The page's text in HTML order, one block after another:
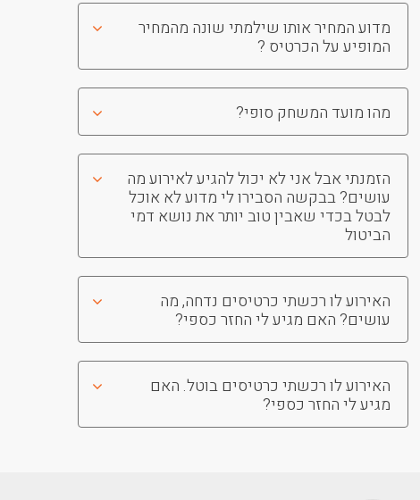
מדוע המחיר אותו שילמתי שונה מהמחיר
המופיע על הכרטיס ?
מהו מועד המשחק סופי?
הזמנתי אבל אני לא יכול להגיע לאירוע מה
עושים? בבקשה הסבירו לי מדוע לא אוכל
לבטל בכדי שאבין טוב יותר את נושא דמי
הביטול
האירוע לו רכשתי כרטיסים נדחה, מה
עושים? האם מגיע לי החזר כספי?
האירוע לו רכשתי כרטיסים בוטל. האם
מגיע לי החזר כספי?